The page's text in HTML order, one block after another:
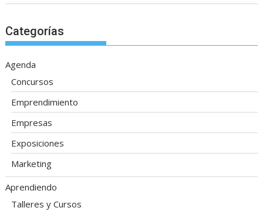
Categorías
Agenda
Concursos
Emprendimiento
Empresas
Exposiciones
Marketing
Aprendiendo
Talleres y Cursos